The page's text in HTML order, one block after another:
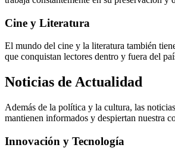
Cine y Literatura
El mundo del cine y la literatura también
que conquistan lectores dentro y fuera del
Noticias de Actualidad
Además de la política y la cultura, las
mantienen informados y despiertan nuestra
Innovación y Tecnología